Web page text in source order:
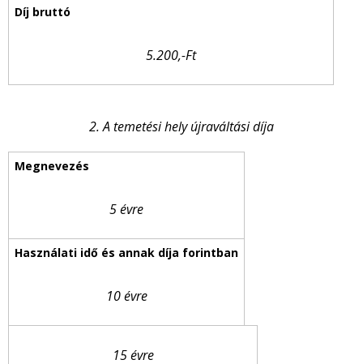
5.200,-Ft
2. A temetési hely újraváltási díja
5 évre
10 évre
15 évre